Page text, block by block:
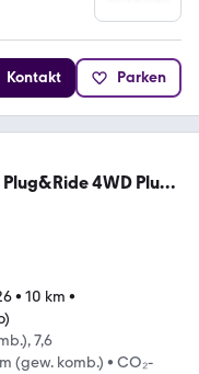
Kontakt Parken
4WD Plug-
• 10 km •
7,6
(gew. komb.) • CO₂-